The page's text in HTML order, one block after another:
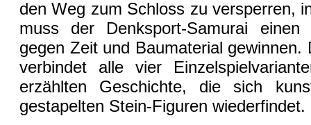
den Weg zum Schloss zu versperren,
muss der Denksport-Samurai einen
gegen Zeit und Baumaterial gewinnen.
verbindet alle vier
erzählten Geschichte, die sich
gestapelten Stein-Figuren wiederfindet.